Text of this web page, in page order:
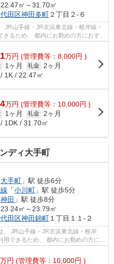
㎡～31.70㎡
田区神田多町２丁目２-６
るため、 都内にお勤めの方におすす
万円 (管理費等：8,000円 )
1ヶ月 礼金
2ヶ月
1K / 22.47㎡
万円 (管理費等：10,000円 )
1ヶ月 礼金
2ヶ月
1DK / 31.70㎡
ディ大手町
大手町 」駅 徒歩6分
「小川町 」駅 徒歩5分
神田 」駅 徒歩8分
㎡～23.79㎡
田区神田錦町１丁目１１-２
できるため、 都内にお勤めの方にお
万円 (管理費等：10,000円 )